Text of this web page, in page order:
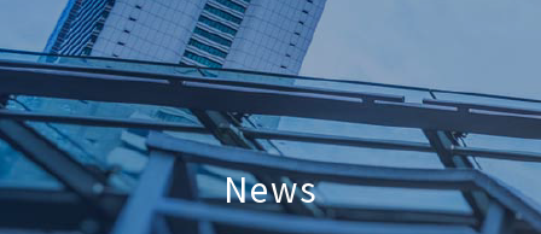
新聞發報
招聘
網站地圖
News